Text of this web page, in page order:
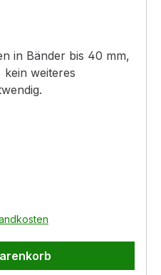
in Bänder bis 40 mm,
kein weiteres